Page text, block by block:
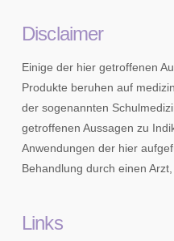
Disclaimer
Einige der hier getroffenen
Produkte beruhen auf
der sogenannten
getroffenen Aussagen zu
Anwendungen der hier
Behandlung durch einen
Links